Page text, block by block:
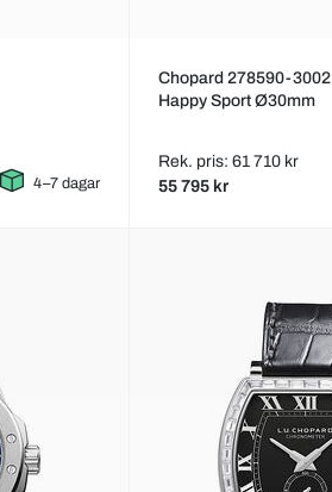
4–7 dagar
Chopard 278590-3002
Happy Sport Ø30mm
Rek. pris: 61 710 kr
55 795 kr